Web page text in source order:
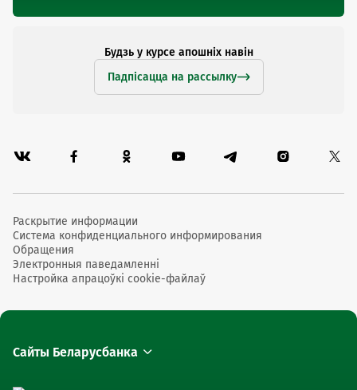
Будзь у курсе апошніх навін
Падпісацца на рассылку
Раскрытие информации
Система конфиденциального информирования
Обращения
Электронныя паведамленні
Настройка апрацоўкі cookie-файлаў
Сайты Беларусбанка